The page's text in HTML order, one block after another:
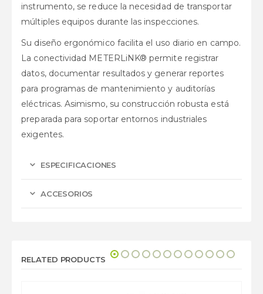
instrumento, se reduce la necesidad de transportar
múltiples equipos durante las inspecciones.
Su diseño ergonómico facilita el uso diario en campo.
La conectividad METERLiNK® permite registrar
datos, documentar resultados y generar reportes
para programas de mantenimiento y auditorías
eléctricas. Asimismo, su construcción robusta está
preparada para soportar entornos industriales
exigentes.
ESPECIFICACIONES
ACCESORIOS
RELATED PRODUCTS